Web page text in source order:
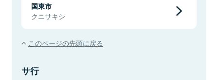
国東市
クニサキシ
このページの先頭に戻る
サ行